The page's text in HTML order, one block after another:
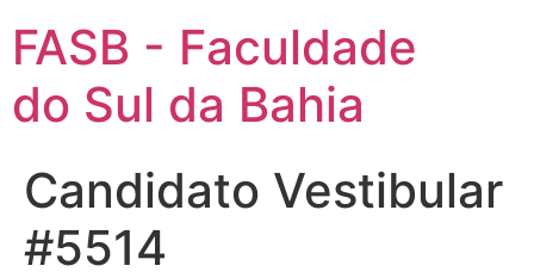
FASB - Faculdade
do Sul da Bahia
Candidato Vestibular
#5514